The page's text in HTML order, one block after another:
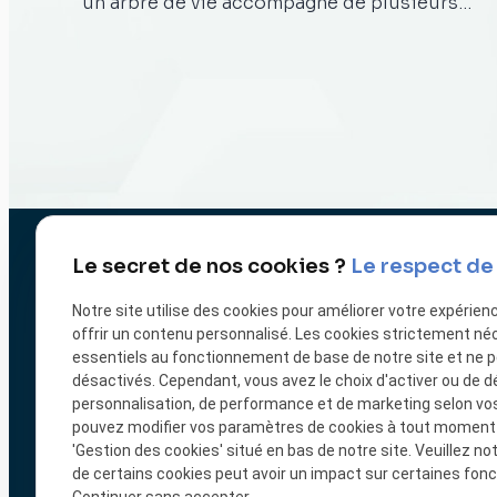
parfaitement l'esprit de cette communauté
également la croissance continue et
société. La réalisation de cet extraordinaire
arbre de vie a été le fruit d'une collaboration
harmonieuse entre l'équipe O&D Impression
3D et la commune de Welkenraedt. Notre
équipe s'est assurée que la réalisation
réponde au mieux aux demandes de la
commune afin que l'œuvre reflète fidèlement
Ouverture : 9H00
Impression
Le secret de nos cookies ? Le respect
Notre site utilise des cookies pour améliorer votre
offrir un contenu personnalisé. Les cookies strictement
essentiels au fonctionnement de base de notre site et ne
désactivés. Cependant, vous avez le choix d'activer ou de
personnalisation, de performance et de marketing selon
pouvez modifier vos paramètres de cookies à tout
'Gestion des cookies' situé en bas de notre site. Veuillez
de certains cookies peut avoir un impact sur certaines